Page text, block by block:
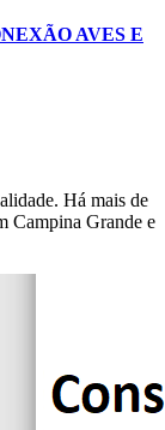
AVES E
Há mais de
Campina Grande e